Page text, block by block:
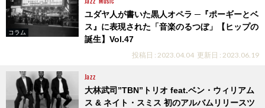
コラム
ユダヤ人が書いた黒人オペラ ─『ポーギーとベ
ス』に表現された「音楽のるつぼ」【ヒップの
誕生】Vol.47
投稿日 : 2023.04.04 更新日 : 2023.06.19
Jazz
大林武司”TBN”トリオ feat.ベン・ウィリアム
ス & ネイト・スミス 初のアルバムリリースツ